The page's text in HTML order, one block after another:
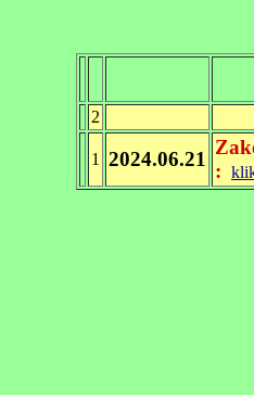
2
1 2024.06.21
: